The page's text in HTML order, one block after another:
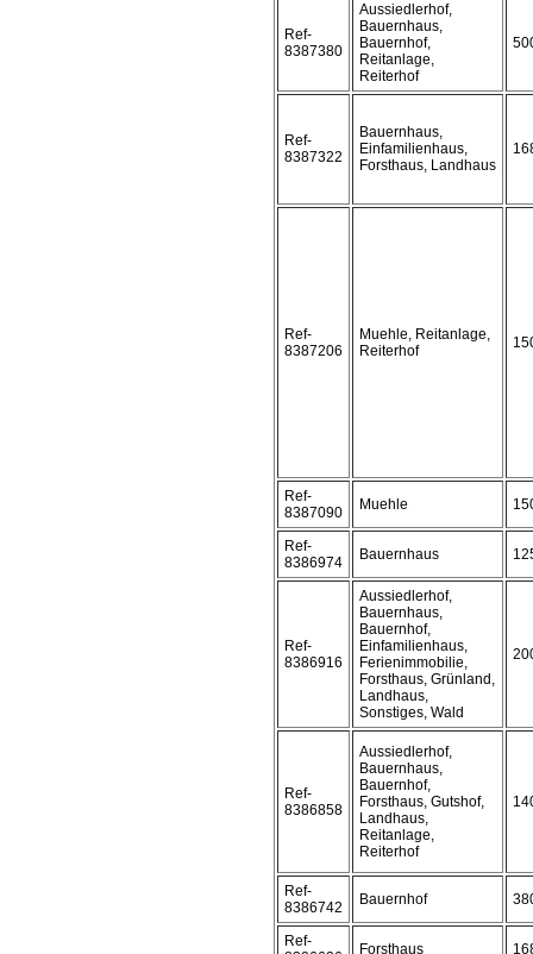
Ref-
8387380
Aussiedlerhof,
Bauernhaus,
Bauernhof,
Reitanlage,
Reiterhof
Ref-
8387322
Bauernhaus,
Einfamilienhaus,
Forsthaus, Landhaus
Ref-
8387206
Muehle, Reitanlage,
Reiterhof
Ref-
8387090
Muehle
Ref-
8386974
Bauernhaus
Ref-
8386916
Aussiedlerhof,
Bauernhaus,
Bauernhof,
Einfamilienhaus,
Ferienimmobilie,
Forsthaus, Grünland,
Landhaus,
Sonstiges, Wald
Ref-
8386858
Aussiedlerhof,
Bauernhaus,
Bauernhof,
Forsthaus, Gutshof,
Landhaus,
Reitanlage,
Reiterhof
Ref-
8386742
Bauernhof
Ref-
Forsthaus